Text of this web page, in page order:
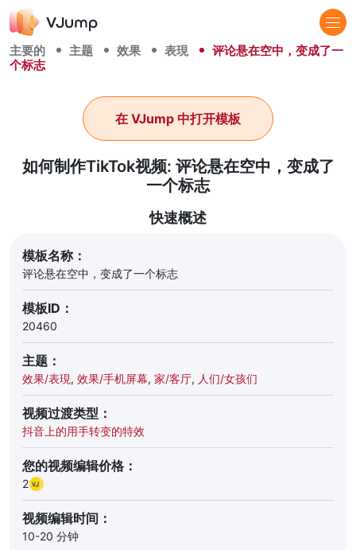
主要的 主题 效果 表現
评论悬在空中，变成了一
个标志
如何制作TikTok视频: 评论悬在空中，变成了
一个标志
在 VJump 中打开模板
快速概述
模板名称：
评论悬在空中，变成了一个标志
模板ID：
20460
主题：
效果/表現, 效果/手机屏幕, 家/客厅, 人们/女孩们
视频过渡类型：
抖音上的用手转变的特效
您的视频编辑价格：
2
视频编辑时间：
10-20 分钟